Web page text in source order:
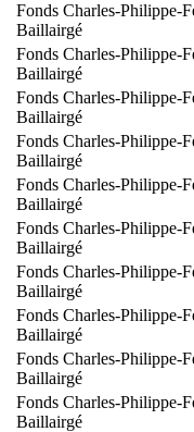
Fonds Charles-Philippe-
Baillairgé
Fonds Charles-Philippe-
Baillairgé
Fonds Charles-Philippe-
Baillairgé
Fonds Charles-Philippe-
Baillairgé
Fonds Charles-Philippe-
Baillairgé
Fonds Charles-Philippe-
Baillairgé
Fonds Charles-Philippe-
Baillairgé
Fonds Charles-Philippe-
Baillairgé
Fonds Charles-Philippe-
Baillairgé
Fonds Charles-Philippe-
Baillairgé